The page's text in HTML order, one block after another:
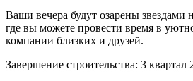
Ваши вечера будут озарены звездами
где вы можете провести время в
компании близких и друзей.
Завершение строительства: 3 квартал